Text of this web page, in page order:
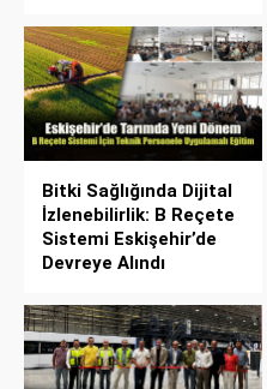
Bitki Sağlığında Dijital
İzlenebilirlik: B Reçete
Sistemi Eskişehir’de
Devreye Alındı